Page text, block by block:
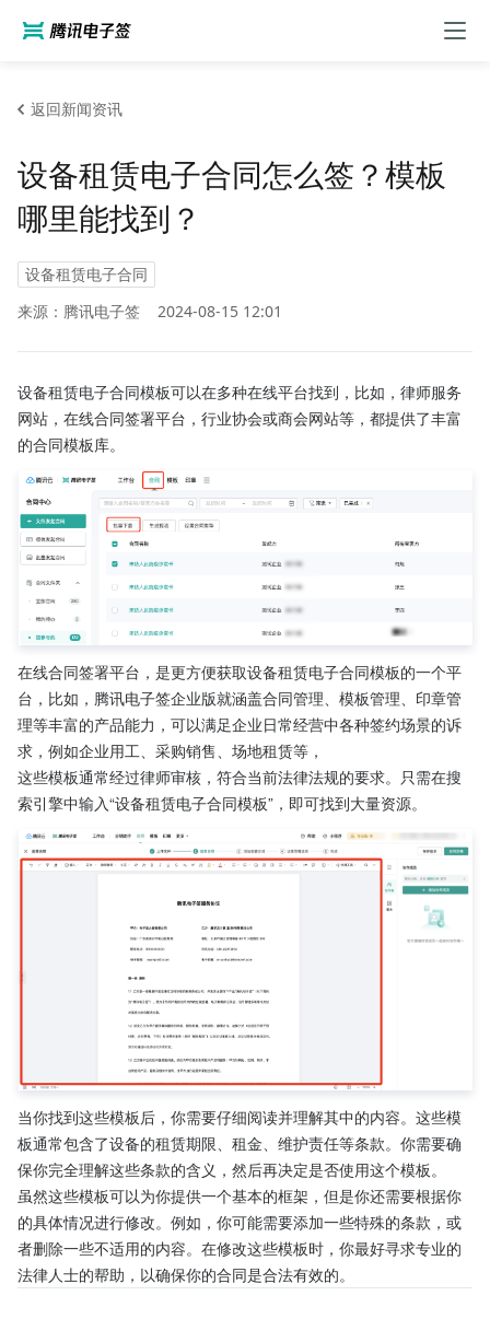
返回新闻资讯
设备租赁电子合同怎么签？模板
哪里能找到？
设备租赁电子合同
来源：腾讯电子签
2024-08-15 12:01
设备租赁电子合同模板可以在多种在线平台找到，比如，律师服务
网站，在线合同签署平台，行业协会或商会网站等，都提供了丰富
的合同模板库。
在线合同签署平台，是更方便获取设备租赁电子合同模板的一个平
台，比如，腾讯电子签企业版就涵盖合同管理、模板管理、印章管
理等丰富的产品能力，可以满足企业日常经营中各种签约场景的诉
求，例如企业用工、采购销售、场地租赁等，
这些模板通常经过律师审核，符合当前法律法规的要求。只需在搜
索引擎中输入“设备租赁电子合同模板”，即可找到大量资源。
当你找到这些模板后，你需要仔细阅读并理解其中的内容。这些模
板通常包含了设备的租赁期限、租金、维护责任等条款。你需要确
保你完全理解这些条款的含义，然后再决定是否使用这个模板。
虽然这些模板可以为你提供一个基本的框架，但是你还需要根据你
的具体情况进行修改。例如，你可能需要添加一些特殊的条款，或
者删除一些不适用的内容。在修改这些模板时，你最好寻求专业的
法律人士的帮助，以确保你的合同是合法有效的。